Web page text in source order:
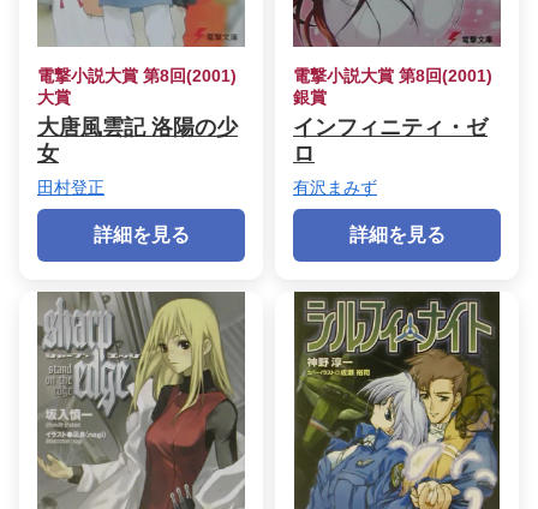
電撃小説大賞 第8回(2001)
大賞
大唐風雲記 洛陽の少
女
田村登正
詳細を見る
電撃小説大賞 第8回(2001)
銀賞
インフィニティ・ゼ
ロ
有沢まみず
詳細を見る